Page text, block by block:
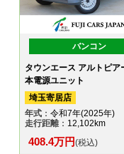
バンコン
タウンエース アルトピア
本電源ユニット
埼玉寄居店
年式 ：令和7年(2025年)
走行距離：12,102km
408.4万円(税込)